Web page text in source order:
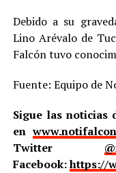
Debido a su
Lino Arévalo de
Falcón tuvo
Fuente: Equipo de
Sigue las noticias
en
Twitter
Facebook:https://